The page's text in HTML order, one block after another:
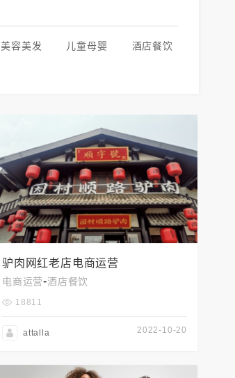
美容美发 儿童母婴 酒店餐饮
驴肉网红老店电商运营
电商运营-酒店餐饮
18811
attalla 2022-10-20